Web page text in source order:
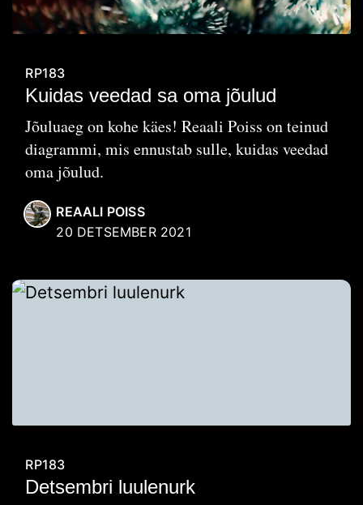
RP183
Kuidas veedad sa oma jõulud
Jõuluaeg on kohe käes! Reaali Poiss on teinud
diagrammi, mis ennustab sulle, kuidas veedad
oma jõulud.
REAALI POISS
20 DETSEMBER 2021
RP183
Detsembri luulenurk